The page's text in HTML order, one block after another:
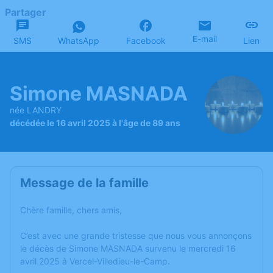
Partager
SMS WhatsApp Facebook E-mail Lien
Simone MASNADA
née LANDRY
décédée le 16 avril 2025 à l'âge de 89 ans
Message de la famille
Chère famille, chers amis,
C’est avec une grande tristesse que nous vous annonçons
le décès de Simone MASNADA survenu le mercredi 16
avril 2025 à Vercel-Villedieu-le-Camp.